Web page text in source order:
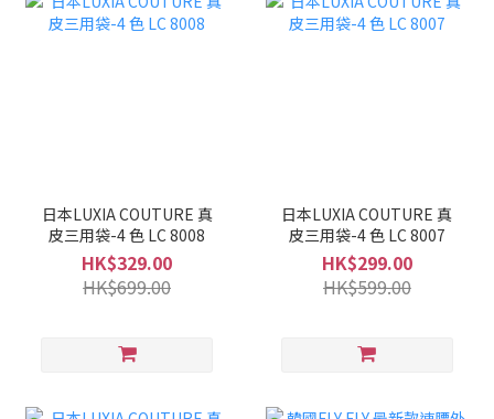
日本LUXIA COUTURE 真
皮三用袋-4 色 LC 8008
HK$329.00
HK$699.00
日本LUXIA COUTURE 真
皮三用袋-4 色 LC 8007
HK$299.00
HK$599.00